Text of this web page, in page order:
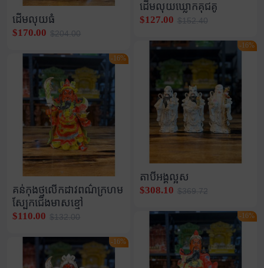
ដើមលុយធំ
$170.00 $204.00
គន់កុងថ្មលើកដាវពណ៌ក្រហម
ស្បែកជើងមាសខ្មៅ
$110.00 $132.00
-16%
-16%
ដើមលុយឃ្លោកគុជគូ
$127.00 $152.40
តាបីអង្គល្អស
$308.10 $369.72
-16%
-16%